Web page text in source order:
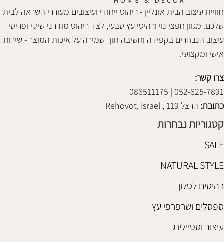
חוויית עיצוב הבית אונליין - ריהוט ייחודי ועיצובים מעוררי השראה לבית
שלכם. מגוון חפצי נוי ורהיטי עץ טבעי, לצד ריהוט מודרני שיקי ופריטי
עיצוב הנבחרים בקפידה וחשיבה תוך שמירה על איכות המוצר - שירות
אישי ומקצועי.
צרו קשר:
052-625-7891 | 086511175
כתובת: הרצל 119 , Rehovot, Israel
קטגוריות נבחרות
SALE
NATURAL STYLE
רהיטים לסלון
ספסלים ושרפרפי עץ
עיצוב וסטיילינג